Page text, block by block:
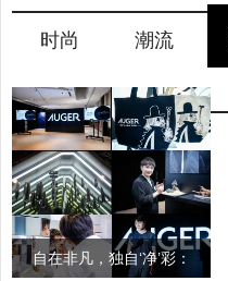
时尚 潮流
自在非凡，独自‘净’彩：